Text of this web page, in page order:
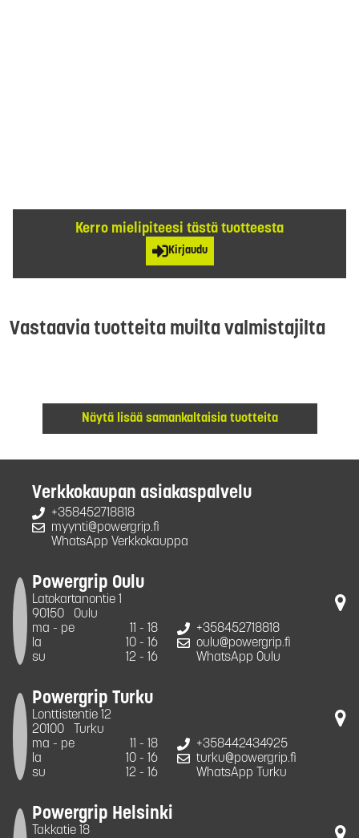
Kerro mielipiteesi tästä tuotteesta
Kirjaudu
Vastaavia tuotteita muilta valmistajilta
Näytä lisää samankaltaisia tuotteita
Verkkokaupan asiakaspalvelu
+358452718818
myynti@powergrip.fi
WhatsApp Verkkokauppa
Powergrip Oulu
Latokartanontie 1
90150
Oulu
ma - pe
11 - 18
la
10 - 16
su
12 - 16
+358452718818
oulu@powergrip.fi
WhatsApp Oulu
Powergrip Turku
Lonttistentie 12
20100
Turku
ma - pe
11 - 18
la
10 - 16
su
12 - 16
+358442434925
turku@powergrip.fi
WhatsApp Turku
Powergrip Helsinki
Takkatie 18